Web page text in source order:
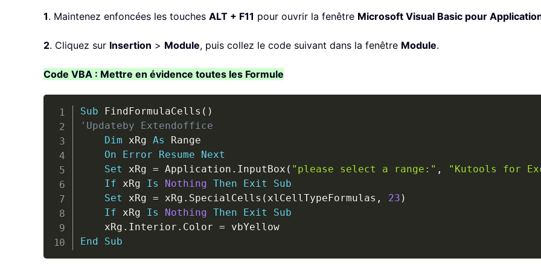
1. Maintenez enfoncées les touches ALT + F11 pour ouvrir la fenêtre Microsoft Visual Basic pour
2. Cliquez sur Insertion > Module, puis collez le code suivant dans la fenêtre Module.
Code VBA : Mettre en évidence toutes les Formule
Sub FindFormulaCells ( )
'Updateby Extendoffice
Dim xRg As Range
On
Error Resume
Next
Set xRg = Application . InputBox ( "please select a range:" , "Kutools for
If xRg Is Nothing Then Exit
Sub
Set xRg = xRg . SpecialCells ( xlCellTypeFormulas , 23 )
If xRg Is Nothing Then Exit
Sub
    xRg
. Interior . Color =
vbYellow
End
Sub